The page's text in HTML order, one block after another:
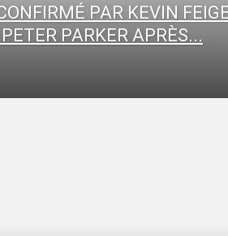
PAR KEVIN
PARKER APRÈS...